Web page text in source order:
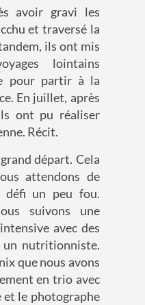
avoir gravi les
et traversé la
ils ont mis
lointains
pour partir à la
En juillet, après
ont pu réaliser
Récit.
départ. Cela
attendons de
défi un peu fou.
suivons une
avec des
un nutritionniste.
que nous avons
en trio avec
et le photographe